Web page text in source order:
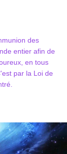
des
entier afin de
en tous
par la Loi de